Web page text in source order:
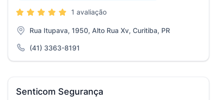
1 avaliação
Rua Itupava, 1950, Alto Rua Xv, Curitiba, PR
(41) 3363-8191
Senticom Segurança